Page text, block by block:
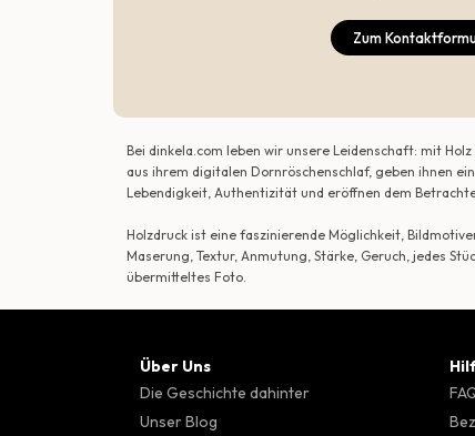
Zum
Bei dinkela.com leben wir unsere Leidenschaft: mit
aus ihrem digitalen Dornröschenschlaf, geben ihnen
Lebendigkeit, Authentizität und eröffnen dem
Holzdruck ist eine faszinierende Möglichkeit,
Maserung, Textur, Anmutung, Stärke, Geruch, jedes
übermitteltes Foto.
Über Uns
Die Geschichte dahinter
Unser Blog